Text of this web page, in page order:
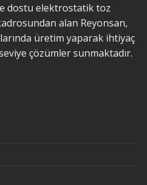
dostu elektrostatik toz
alan Reyonsan,
üretim yaparak ihtiyaç
çözümler sunmaktadır.